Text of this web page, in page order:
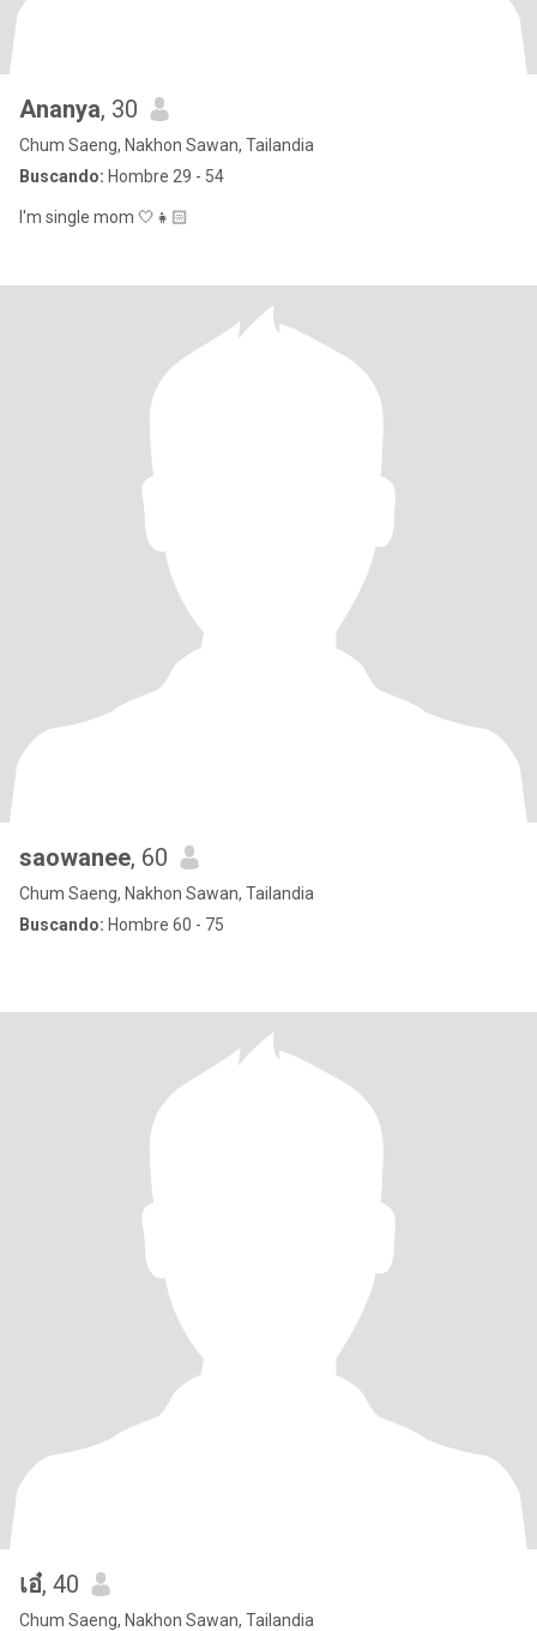
Ananya, 30
Chum Saeng, Nakhon Sawan, Tailandia
Buscando: Hombre 29 - 54
I'm single mom 🤍👧🏻
saowanee, 60
Chum Saeng, Nakhon Sawan, Tailandia
Buscando: Hombre 60 - 75
เอ๋, 40
Chum Saeng, Nakhon Sawan, Tailandia